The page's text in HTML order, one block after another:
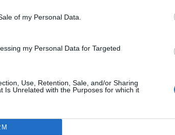
of my Personal Data.
my Personal Data for Targeted
Use, Retention, Sale, and/or Sharing
Is Unrelated with the Purposes for which it
pranašystė: numatė katastrofišką karo